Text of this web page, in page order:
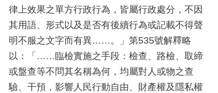
律上效果之單方行政行為，皆屬行政處分，不因
其用語、形式以及是否有後續行為或記載不得聲
明不服之文字而有異……。」第535號解釋略
以：「……臨檢實施之手段：檢查、路檢、取締
或盤查等不問其名稱為何，均屬對人或物之查
驗、干預，影響人民行動自由、財產權及隱私權